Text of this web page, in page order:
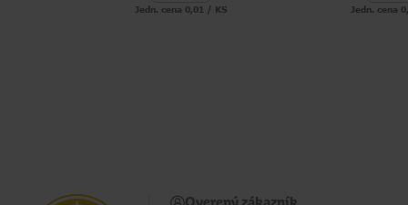
Jedn. cena 0,01 / KS Jedn. cena
Overený zákazník